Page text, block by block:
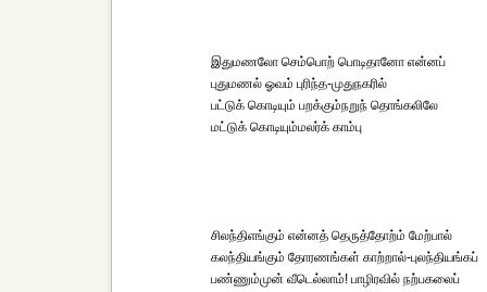
இதுமணலோ செம்பொற் பொடிதானோ என்னப்
புதுமணல் ஓவம் புரிந்த-முதுநகரில்
பட்டுக் கொடியும் பறக்கும்நறுந் தொங்கலிலே
மட்டுக் கொடியும்மலர்க் காம்பு
சிலந்திஎங்கும் என்னத் தெருத்தோற்ம் மேற்பால்
கலந்தியங்கும் தோரணங்கள் காற்றால்-புலந்தியங்கப்
பண்ணும்முன் வீடெல்லாம்! பாழிரவில் நற்பகலைப்